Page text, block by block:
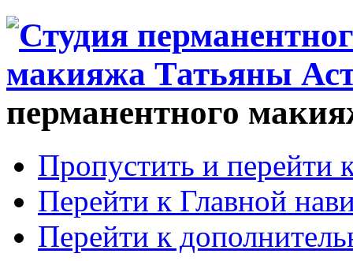
перманентного
Пропустить и перейти
Перейти к Главной
Перейти к